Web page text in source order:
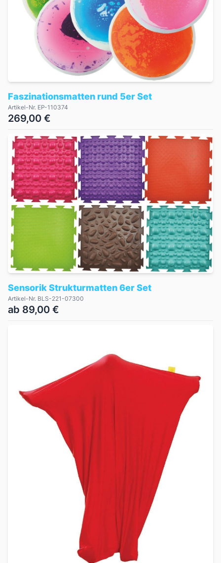
Faszinationsmatten rund 5er Set
Artikel-Nr. EP-110374
269,00 €
Sensorik Strukturmatten 6er Set
Artikel-Nr. BLS-221-07300
ab 89,00 €